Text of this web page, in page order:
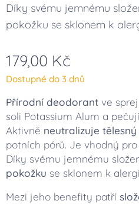
Díky svému jemnému
pokožku se sklonem k
179,00 Kč
Dostupné do 3 dnů
Přírodní deodorant ve
soli Potassium Alum a
Aktivně neutralizuje
potních pórů. Je vhodný pro
Díky svému jemnému
pokožku se sklonem k
Mezi jeho benefity patří